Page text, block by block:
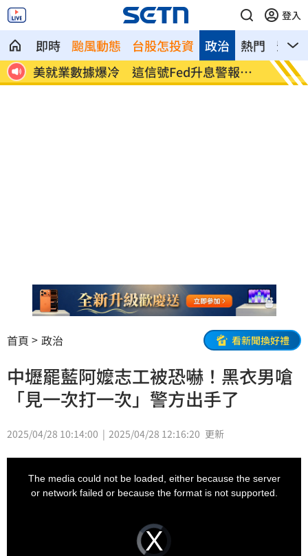
登入
即時 颱風動態 台股怎投資 熱門 影音
政治
衛
美就業數據爆冷 這信號Fed升息警報降
溫
梅西
壇
首頁 政治 看新聞換好禮
中壢罷藍阿嬤志工被恐嚇！黑衣男嗆
「見一次打一次」警方出手了
2025/04/28 10:14:00 2025/04/28 12:16:20 更新
Video
Player
is
loading.
The media could not be loaded, either because the server
or network failed or because the format is not supported.